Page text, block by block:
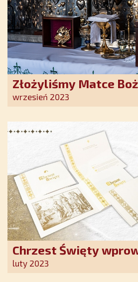
Złożyliśmy Matce
Ostrobramskiej
wrzesień 2023
Chrzest Święty
wspólnoty Kościoła.
luty 2023